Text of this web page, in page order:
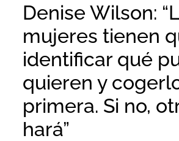
Denise Wilson:
mujeres tienen
identificar qué
quieren y
primera. Si no,
hará”